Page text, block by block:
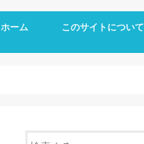
ホーム このサイトについて